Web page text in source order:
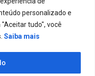
personalizado e
tudo", você
Saiba mais
2024.
|Theme: Allure